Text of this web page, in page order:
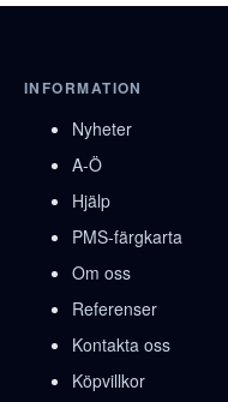
INFORMATION
Nyheter
A-Ö
Hjälp
PMS-färgkarta
Om oss
Referenser
Kontakta oss
Köpvillkor